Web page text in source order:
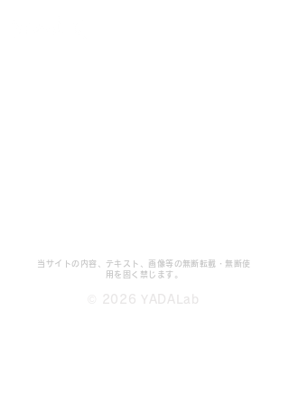
当サイトの内容、テキスト、画像等の無断転載・無断使
用を固く禁じます。
© 2026 YADALab